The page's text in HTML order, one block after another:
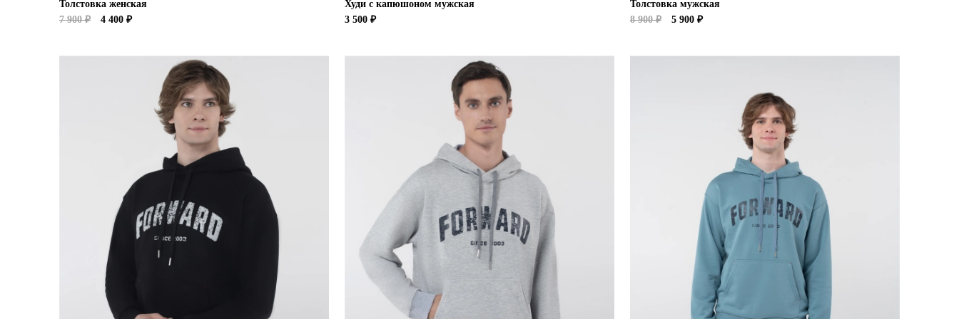
Толстовка женская
7 900 ₽
4 400 ₽
Худи с капюшоном мужская
3 500 ₽
Толстовка мужская
8 900 ₽
5 900 ₽